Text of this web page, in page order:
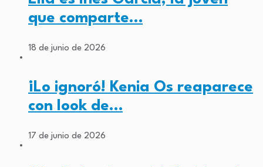
que comparte…
18 de junio de 2026
¡Lo ignoró! Kenia Os reaparece
con look de…
17 de junio de 2026